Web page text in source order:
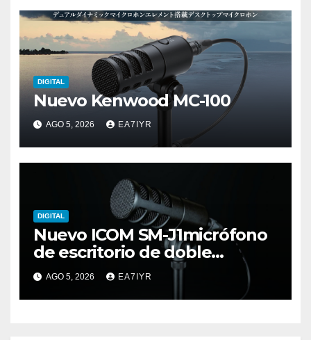
DIGITAL
Nuevo Kenwood MC-100
AGO 5, 2026 EA7IYR
DIGITAL
Nuevo ICOM SM-J1micrófono
de escritorio de doble
elemento premium
AGO 5, 2026 EA7IYR